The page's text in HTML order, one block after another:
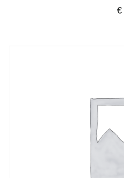
€